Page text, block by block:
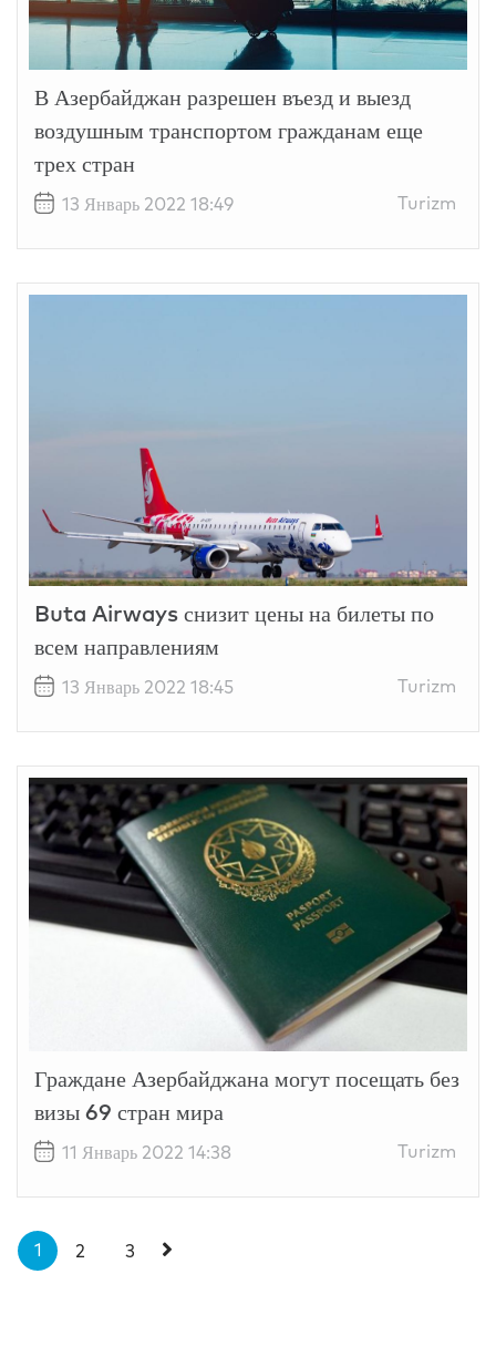
В Азербайджан разрешен въезд и выезд
воздушным транспортом гражданам еще
трех стран
13 Январь 2022 18:49 Turizm
Buta Airways снизит цены на билеты по
всем направлениям
13 Январь 2022 18:45 Turizm
Граждане Азербайджана могут посещать без
визы 69 стран мира
11 Январь 2022 14:38 Turizm
1 2 3